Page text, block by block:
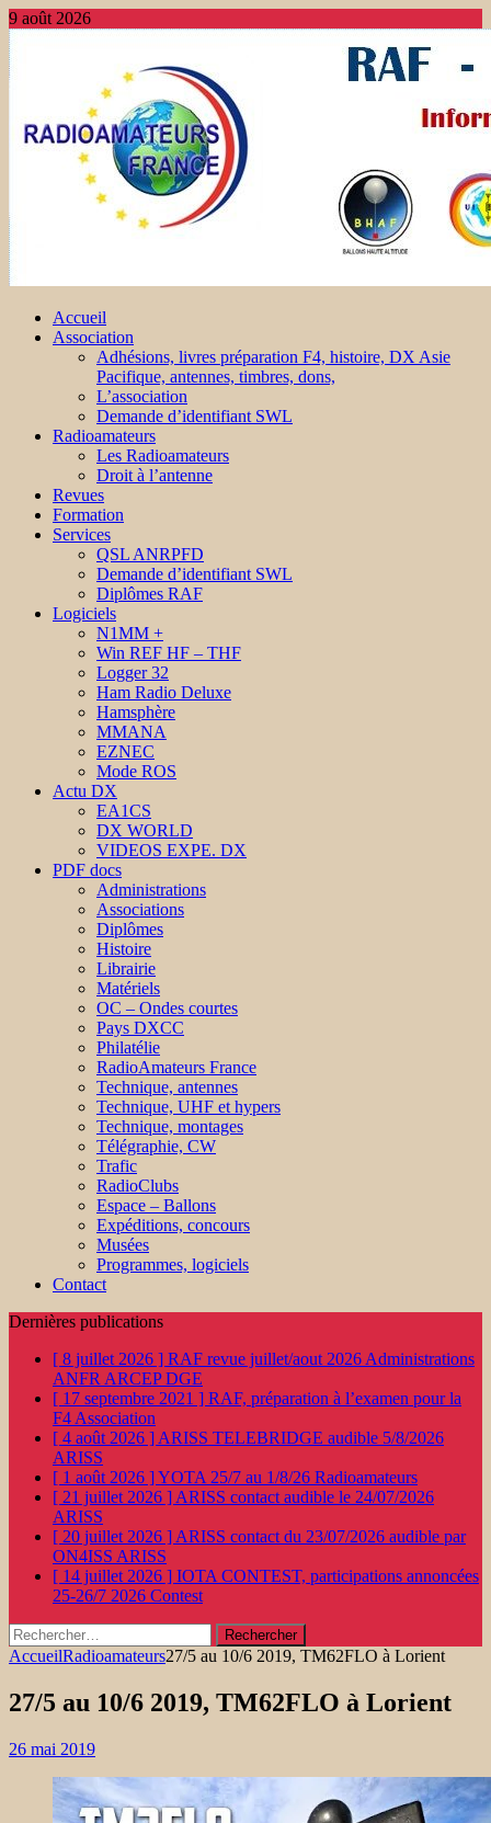
9 août 2026
Accueil
Association
Adhésions, livres préparation F4, histoire, DX Asie
Pacifique, antennes, timbres, dons,
L’association
Demande d’identifiant SWL
Radioamateurs
Les Radioamateurs
Droit à l’antenne
Revues
Formation
Services
QSL ANRPFD
Demande d’identifiant SWL
Diplômes RAF
Logiciels
N1MM +
Win REF HF – THF
Logger 32
Ham Radio Deluxe
Hamsphère
MMANA
EZNEC
Mode ROS
Actu DX
EA1CS
DX WORLD
VIDEOS EXPE. DX
PDF docs
Administrations
Associations
Diplômes
Histoire
Librairie
Matériels
OC – Ondes courtes
Pays DXCC
Philatélie
RadioAmateurs France
Technique, antennes
Technique, UHF et hypers
Technique, montages
Télégraphie, CW
Trafic
RadioClubs
Espace – Ballons
Expéditions, concours
Musées
Programmes, logiciels
Contact
Dernières publications
[ 8 juillet 2026 ] RAF revue juillet/aout 2026 Administrations
ANFR ARCEP DGE
[ 17 septembre 2021 ] RAF, préparation à l’examen pour la
F4 Association
[ 4 août 2026 ] ARISS TELEBRIDGE audible 5/8/2026
ARISS
[ 1 août 2026 ]YOTA 25/7 au 1/8/26 Radioamateurs
[ 21 juillet 2026 ] ARISS contact audible le 24/07/2026
ARISS
[ 20 juillet 2026 ] ARISS contact du 23/07/2026 audible par
ON4ISS ARISS
[ 14 juillet 2026 ] IOTA CONTEST, participations annoncées
25-26/7 2026 Contest
Rechercher :
AccueilRadioamateurs27/5 au 10/6 2019, TM62FLO à Lorient
27/5 au 10/6 2019, TM62FLO à Lorient
26 mai 2019